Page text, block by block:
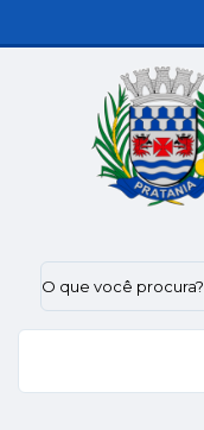
O que você procura?